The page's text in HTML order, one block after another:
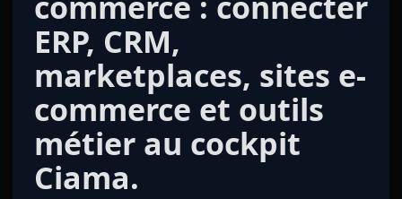
ERP, CRM,
marketplaces, sites e-
commerce et outils
métier au cockpit
Ciama.